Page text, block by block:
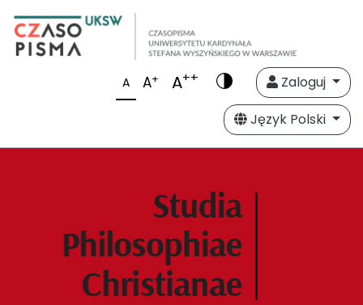
A A+ A++
Zaloguj
Język Polski